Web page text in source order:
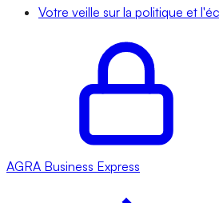
Votre veille sur la politique et
AGRA Business Express